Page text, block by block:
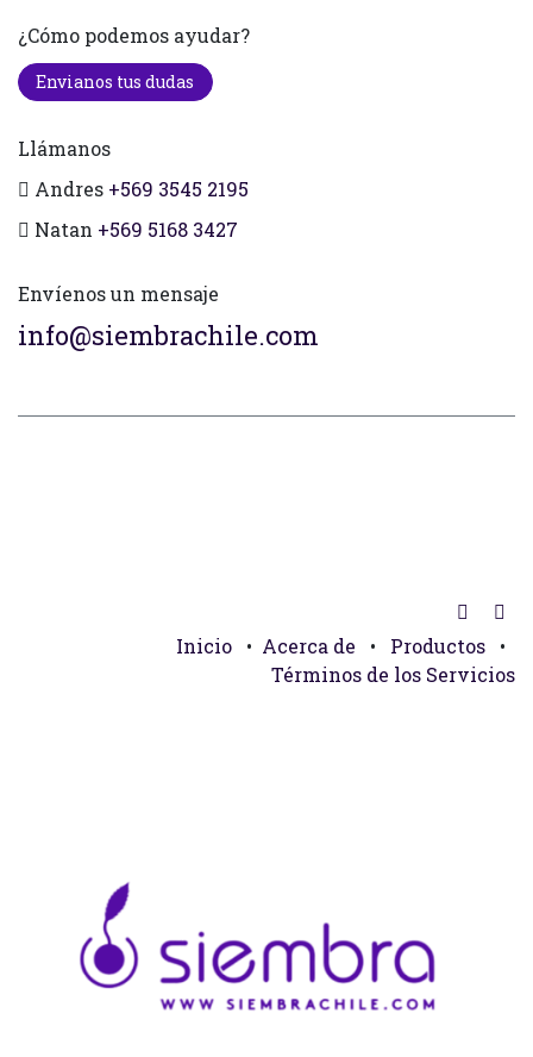
¿Cómo podemos ayudar?
Envianos tus dudas
Llámanos
Andres +569 3545 2195
Natan +569 5168 3427
Envíenos un mensaje
info@siembrachile.com
Inicio • Acerca de • Productos
•
Términos de los Servicios